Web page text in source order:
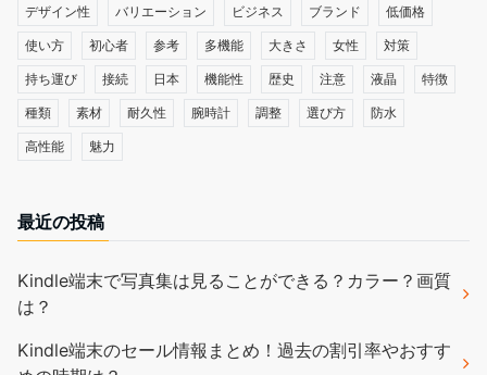
デザイン性 バリエーション ビジネス ブランド 低価格
使い方 初心者 参考 多機能 大きさ 女性 対策
持ち運び 接続 日本 機能性 歴史 注意 液晶 特徴
種類 素材 耐久性 腕時計 調整 選び方 防水
高性能 魅力
最近の投稿
Kindle端末で写真集は見ることができる？カラー？画質
は？
Kindle端末のセール情報まとめ！過去の割引率やおすす